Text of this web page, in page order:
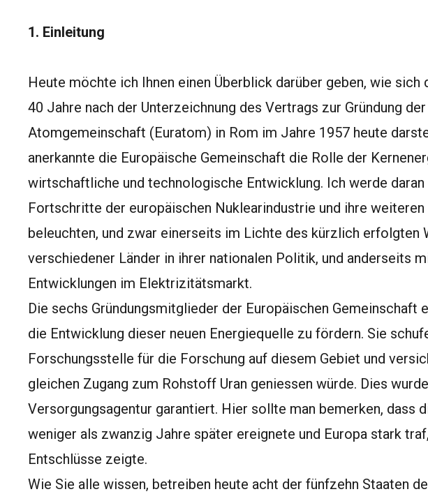
1. Einleitung
Heute möchte ich Ihnen einen Überblick darüber geben, wie sich
40 Jahre nach der Unterzeichnung des Vertrags zur Gründung
Atomgemeinschaft (Euratom) in Rom im Jahre 1957 heute
anerkannte die Europäische Gemeinschaft die Rolle der
wirtschaftliche und technologische Entwicklung. Ich werde daran
Fortschritte der europäischen Nuklearindustrie und ihre
beleuchten, und zwar einerseits im Lichte des kürzlich erfolgten
verschiedener Länder in ihrer nationalen Politik, und anderseits
Entwicklungen im Elektrizitätsmarkt.
Die sechs Gründungsmitglieder der Europäischen Gemeinschaft
die Entwicklung dieser neuen Energiequelle zu fördern. Sie
Forschungsstelle für die Forschung auf diesem Gebiet und
gleichen Zugang zum Rohstoff Uran geniessen würde. Dies
Versorgungsagentur garantiert. Hier sollte man bemerken, dass
weniger als zwanzig Jahre später ereignete und Europa stark
Entschlüsse zeigte.
Wie Sie alle wissen, betreiben heute acht der fünfzehn Staaten